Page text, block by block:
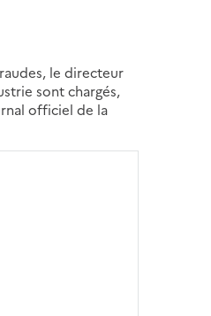
le directeur
sont chargés,
officiel de la